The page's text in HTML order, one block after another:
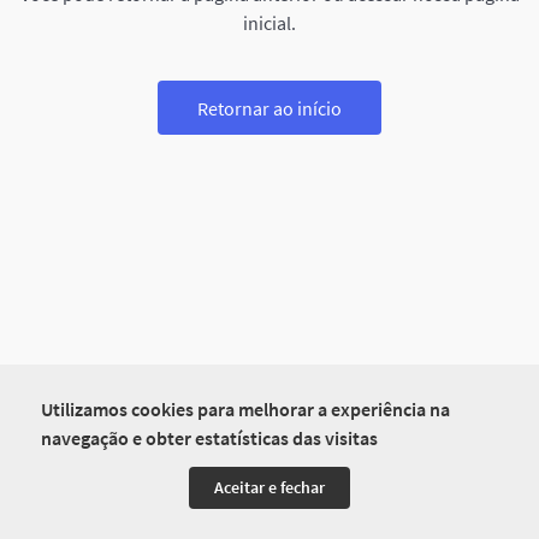
Utilizamos cookies para melhorar a experiência na
navegação e obter estatísticas das visitas
Aceitar e fechar
inicial.
Retornar ao início